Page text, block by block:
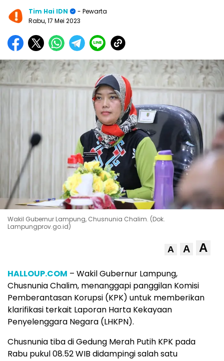
Tim Hai IDN
- Pewarta
Rabu, 17 Mei 2023
Wakil Gubernur Lampung, Chusnunia Chalim. (Dok.
Lampungprov.go.id)
A A A
HALLOUP.COM – Wakil Gubernur Lampung,
Chusnunia Chalim, menanggapi panggilan Komisi
Pemberantasan Korupsi (KPK) untuk memberikan
klarifikasi terkait Laporan Harta Kekayaan
Penyelenggara Negara (LHKPN).
Chusnunia tiba di Gedung Merah Putih KPK pada
Rabu pukul 08.52 WIB didampingi salah satu